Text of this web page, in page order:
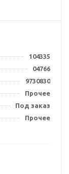
104335
04766
9730830
Прочее
Под заказ
Прочее